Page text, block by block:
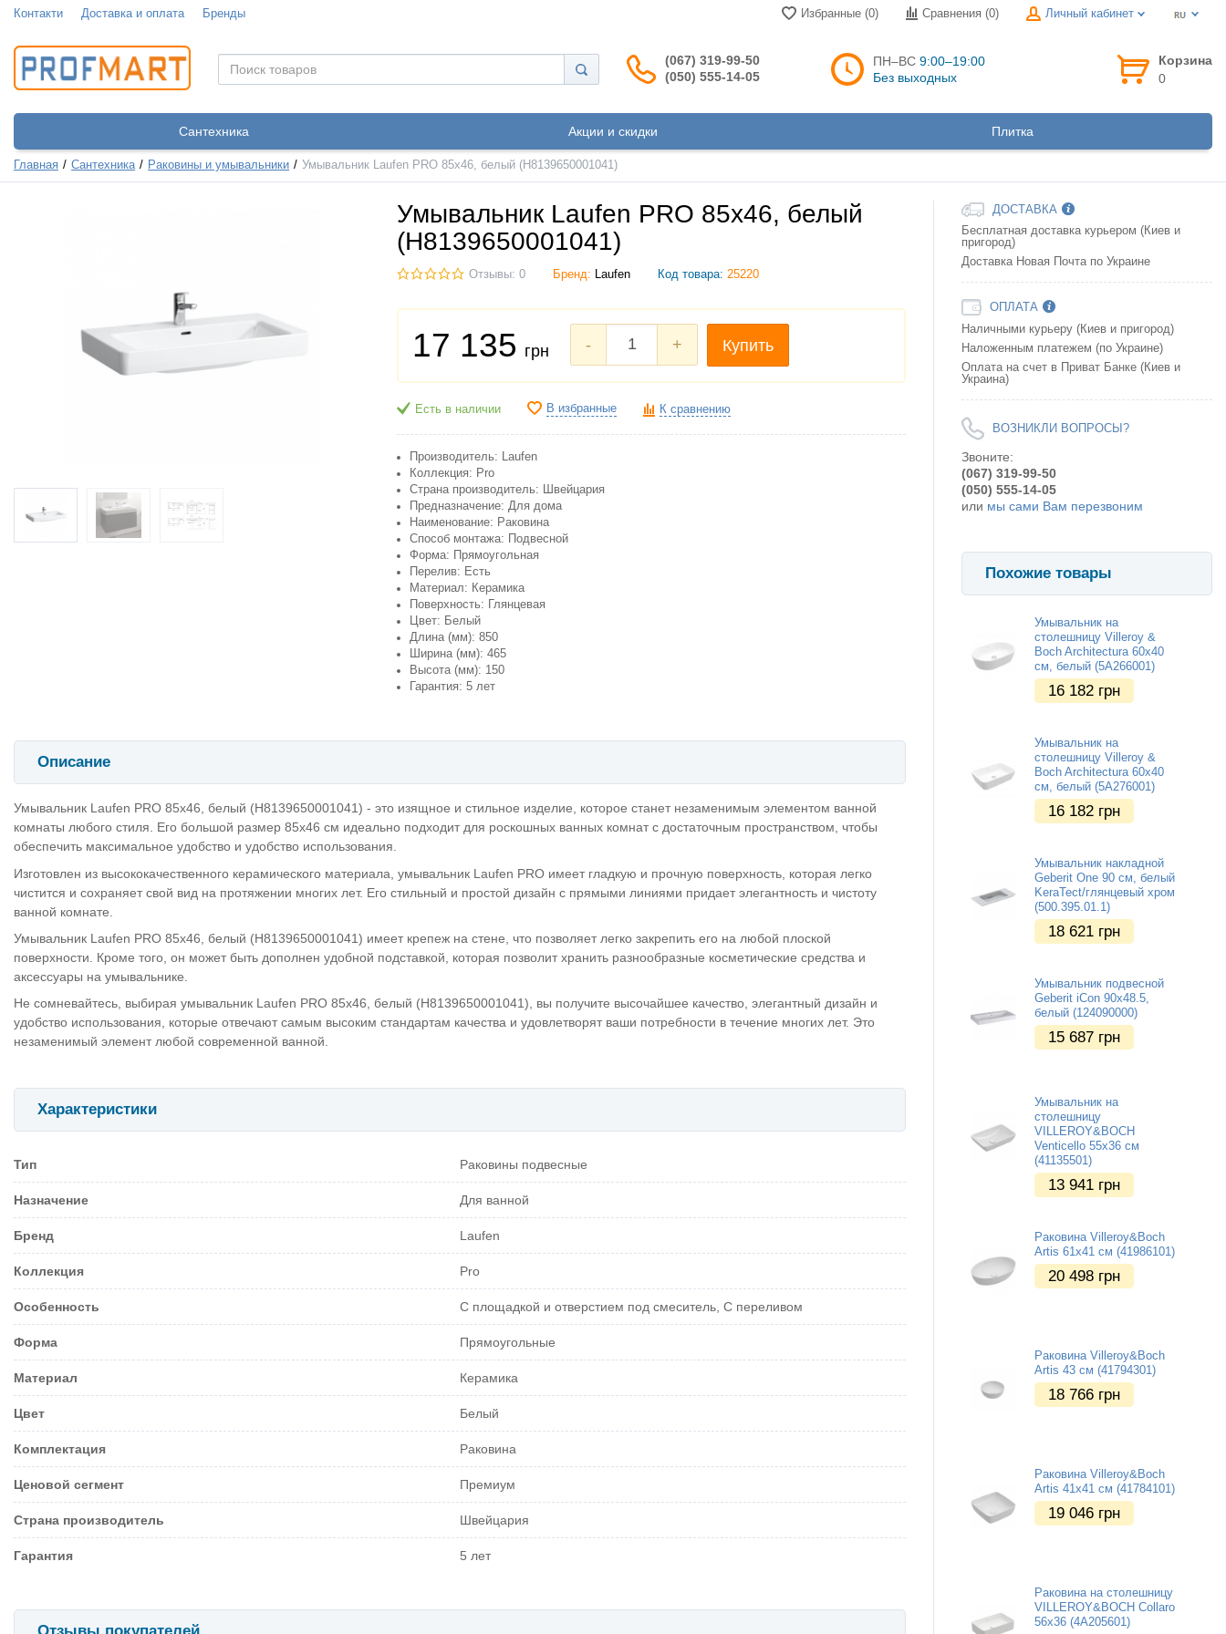
Контакти Доставка и оплата Бренды Избранные (0) Сравнения (0) Личный кабинет
(067) 319-99-50
(050) 555-14-05
ПН–ВС 9:00–19:00
Без выходных
Корзина
0
Сантехника Акции и скидки Плитка
Главная Сантехника Раковины и умывальники Умывальник Laufen PRO 85х46, белый (H8139650001041)
Умывальник Laufen PRO 85х46, белый
(H8139650001041)
Отзывы: 0 Бренд: Laufen Код товара: 25220
17 135 грн - + Купить
Есть в наличии В избранные К сравнению
Производитель: Laufen
Коллекция: Pro
Страна производитель: Швейцария
Предназначение: Для дома
Наименование: Раковина
Способ монтажа: Подвесной
Форма: Прямоугольная
Перелив: Есть
Материал: Керамика
Поверхность: Глянцевая
Цвет: Белый
Длина (мм): 850
Ширина (мм): 465
Высота (мм): 150
Гарантия: 5 лет
Описание
Умывальник Laufen PRO 85х46, белый (H8139650001041) - это изящное и стильное изделие, которое станет незаменимым элементом ванной
комнаты любого стиля. Его большой размер 85х46 см идеально подходит для роскошных ванных комнат с достаточным пространством, чтобы
обеспечить максимальное удобство и удобство использования.
Изготовлен из высококачественного керамического материала, умывальник Laufen PRO имеет гладкую и прочную поверхность, которая легко
чистится и сохраняет свой вид на протяжении многих лет. Его стильный и простой дизайн с прямыми линиями придает элегантность и чистоту
ванной комнате.
Умывальник Laufen PRO 85х46, белый (H8139650001041) имеет крепеж на стене, что позволяет легко закрепить его на любой плоской
поверхности. Кроме того, он может быть дополнен удобной подставкой, которая позволит хранить разнообразные косметические средства и
аксессуары на умывальнике.
Не сомневайтесь, выбирая умывальник Laufen PRO 85х46, белый (H8139650001041), вы получите высочайшее качество, элегантный дизайн и
удобство использования, которые отвечают самым высоким стандартам качества и удовлетворят ваши потребности в течение многих лет. Это
незаменимый элемент любой современной ванной.
Характеристики
Тип Раковины подвесные
Назначение Для ванной
Бренд Laufen
Коллекция Pro
Особенность С площадкой и отверстием под смеситель, С переливом
Форма Прямоугольные
Материал Керамика
Цвет Белый
Комплектация Раковина
Ценовой сегмент Премиум
Страна производитель Швейцария
Гарантия 5 лет
ДОСТАВКА
Бесплатная доставка курьером (Киев и
пригород)
Доставка Новая Почта по Украине
ОПЛАТА
Наличными курьеру (Киев и пригород)
Наложенным платежем (по Украине)
Оплата на счет в Приват Банке (Киев и
Украина)
ВОЗНИКЛИ ВОПРОСЫ?
Звоните:
(067) 319-99-50
(050) 555-14-05
или мы сами Вам перезвоним
Похожие товары
Умывальник на
столешницу Villeroy &
Boch Architectura 60х40
см, белый (5A266001)
16 182 грн
Умывальник на
столешницу Villeroy &
Boch Architectura 60х40
см, белый (5A276001)
16 182 грн
Умывальник накладной
Geberit One 90 см, белый
KeraTect/глянцевый хром
(500.395.01.1)
18 621 грн
Умывальник подвесной
Geberit iCon 90х48.5,
белый (124090000)
15 687 грн
Умывальник на
столешницу
VILLEROY&BOCH
Venticello 55х36 см
(41135501)
13 941 грн
Раковина Villeroy&Boch
Artis 61x41 см (41986101)
20 498 грн
Раковина Villeroy&Boch
Artis 43 см (41794301)
18 766 грн
Раковина Villeroy&Boch
Artis 41х41 см (41784101)
19 046 грн
Раковина на столешницу
VILLEROY&BOCH Collaro
56х36 (4A205601)